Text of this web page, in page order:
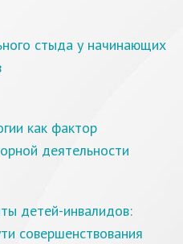
стыда у начинающих
как фактор
деятельности
детей-инвалидов:
совершенствования